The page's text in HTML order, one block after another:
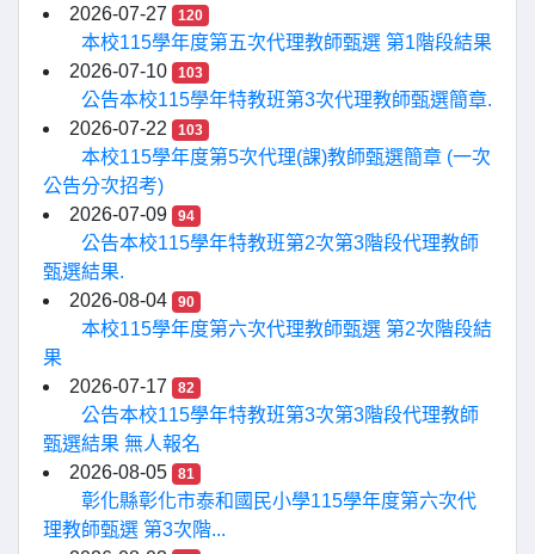
2026-07-27
120
本校115學年度第五次代理教師甄選 第1階段結果
2026-07-10
103
公告本校115學年特教班第3次代理教師甄選簡章.
2026-07-22
103
本校115學年度第5次代理(課)教師甄選簡章 (一次
公告分次招考)
2026-07-09
94
公告本校115學年特教班第2次第3階段代理教師
甄選結果.
2026-08-04
90
本校115學年度第六次代理教師甄選 第2次階段結
果
2026-07-17
82
公告本校115學年特教班第3次第3階段代理教師
甄選結果 無人報名
2026-08-05
81
彰化縣彰化市泰和國民小學115學年度第六次代
理教師甄選 第3次階...